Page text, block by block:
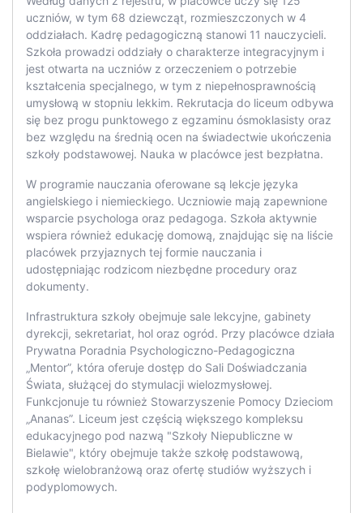
uczniów, w tym 68 dziewcząt, rozmieszczonych w 4
oddziałach. Kadrę pedagogiczną stanowi 11 nauczycieli.
Szkoła prowadzi oddziały o charakterze integracyjnym i
jest otwarta na uczniów z orzeczeniem o potrzebie
kształcenia specjalnego, w tym z niepełnosprawnością
umysłową w stopniu lekkim. Rekrutacja do liceum odbywa
się bez progu punktowego z egzaminu ósmoklasisty oraz
bez względu na średnią ocen na świadectwie ukończenia
szkoły podstawowej. Nauka w placówce jest bezpłatna.
W programie nauczania oferowane są lekcje języka
angielskiego i niemieckiego. Uczniowie mają zapewnione
wsparcie psychologa oraz pedagoga. Szkoła aktywnie
wspiera również edukację domową, znajdując się na liście
placówek przyjaznych tej formie nauczania i
udostępniając rodzicom niezbędne procedury oraz
dokumenty.
Infrastruktura szkoły obejmuje sale lekcyjne, gabinety
dyrekcji, sekretariat, hol oraz ogród. Przy placówce działa
Prywatna Poradnia Psychologiczno-Pedagogiczna
„Mentor”, która oferuje dostęp do Sali Doświadczania
Świata, służącej do stymulacji wielozmysłowej.
Funkcjonuje tu również Stowarzyszenie Pomocy Dzieciom
„Ananas”. Liceum jest częścią większego kompleksu
edukacyjnego pod nazwą "Szkoły Niepubliczne w
Bielawie", który obejmuje także szkołę podstawową,
szkołę wielobranżową oraz ofertę studiów wyższych i
podyplomowych.